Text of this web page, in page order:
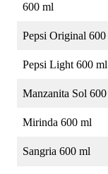
600 ml
Pepsi Original
Pepsi Light 600 ml
Manzanita Sol
Mirinda 600 ml
Sangria 600 ml